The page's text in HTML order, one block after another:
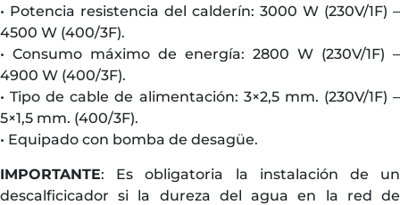
• Potencia resistencia del calderín: 3000 W (230V/1F) –
4500 W (400/3F).
• Consumo máximo de energía: 2800 W (230V/1F) –
4900 W (400/3F).
• Tipo de cable de alimentación: 3×2,5 mm. (230V/1F) –
5×1,5 mm. (400/3F).
• Equipado con bomba de desagüe.
IMPORTANTE: Es obligatoria la instalación de un
descalficicador si la dureza del agua en la red de